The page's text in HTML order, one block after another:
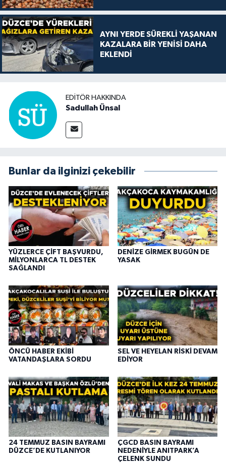
AYNI YERDE SÜREKLİ YAŞANAN
KAZALARA BİR YENİSİ DAHA
EKLENDİ
EDITÖR HAKKINDA
Sadullah Ünsal
Bunlar da ilginizi çekebilir
YÜZLERCE ÇİFT BAŞVURDU,
MİLYONLARCA TL DESTEK
SAĞLANDI
DENİZE GİRMEK BUGÜN DE
YASAK
ÖNCÜ HABER EKİBİ
VATANDAŞLARA SORDU
SEL VE HEYELAN RİSKİ DEVAM
EDİYOR
24 TEMMUZ BASIN BAYRAMI
DÜZCE’DE KUTLANIYOR
ÇGCD BASIN BAYRAMI
NEDENİYLE ANITPARK’A
ÇELENK SUNDU